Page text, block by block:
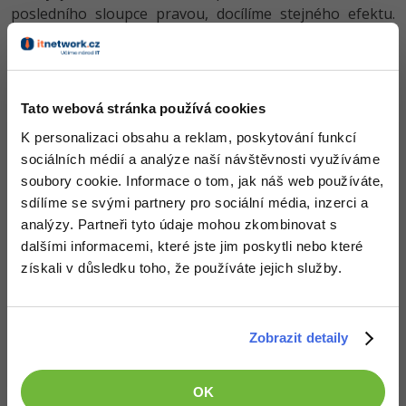
Tato webová stránka používá cookies
K personalizaci obsahu a reklam, poskytování funkcí
sociálních médií a analýze naší návštěvnosti využíváme
soubory cookie. Informace o tom, jak náš web používáte,
sdílíme se svými partnery pro sociální média, inzerci a
analýzy. Partneři tyto údaje mohou zkombinovat s
dalšími informacemi, které jste jim poskytli nebo které
získali v důsledku toho, že používáte jejich služby.
Zobrazit detaily
OK
posledního sloupce pravou, docílíme stejného efektu.
Pak už stačí nastavit
tabulky. Jen je ještě třeba dát pozor na hlavičkové buňky
CSS kód
/*Nastavení separovaných buněk a nulové vzdálenosti
table.roundedCorners{
border-collapse
separate;
border-spacing: 0px;
}
/*Vypnutí pravých a dolních rámečků*/
/*Nastavení dolního rámečku posledním buňkám (td,
):not(tbody) tr
:last-
table.roundedCorners tbody:last-child tr:last-
tbody:last-child
:last-